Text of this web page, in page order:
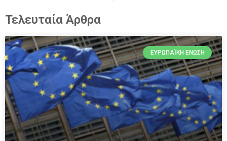
Τελευταία Άρθρα
ΕΥΡΩΠΑΪΚΉ ΈΝΩΣΗ